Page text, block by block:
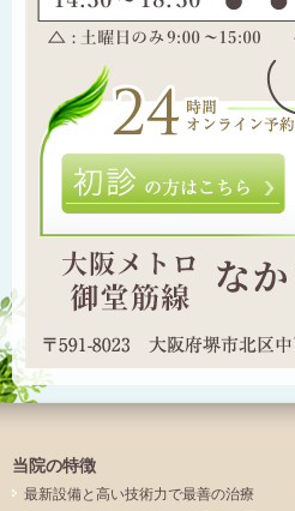
当院の特徴
最新設備と高い技術力で最善の治療